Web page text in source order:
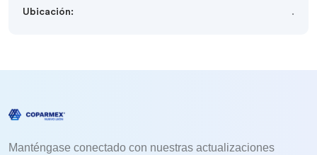
Ubicación: .
Manténgase conectado con nuestras actualizaciones